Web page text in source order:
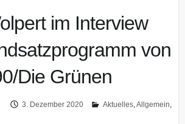
im Interview
von
Die Grünen
3. Dezember 2020 Aktuelles,Allgemein,